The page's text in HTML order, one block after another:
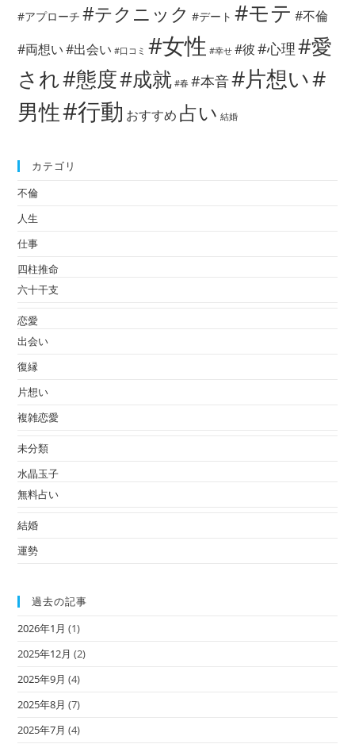
#アプローチ #テクニック #デート #モテ #不倫
#両想い#出会い #口コミ #女性 #幸せ #彼#心理#愛
され#態度#成就 #春 #本音#片想い#
男性#行動 おすすめ 占い 結婚
カテゴリ
不倫
人生
仕事
四柱推命
六十干支
恋愛
出会い
復縁
片想い
複雑恋愛
未分類
水晶玉子
無料占い
結婚
運勢
過去の記事
2026年1月 (1)
2025年12月 (2)
2025年9月 (4)
2025年8月 (7)
2025年7月 (4)